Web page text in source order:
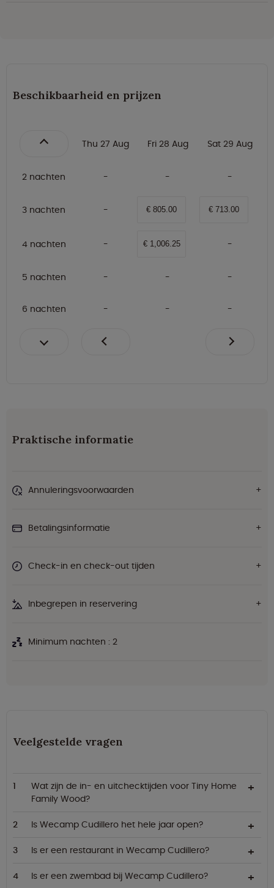
Beschikbaarheid en prijzen
Thu 27 Aug Fri 28 Aug Sat 29 Aug
2 nachten
3 nachten € 805.00 € 713.00
4 nachten € 1,006.25
5 nachten
6 nachten
Praktische informatie
Annuleringsvoorwaarden
Betalingsinformatie
Check-in en check-out tijden
Inbegrepen in reservering
Minimum nachten : 2
Veelgestelde vragen
Wat zijn de in- en uitchecktijden voor Tiny Home
Family Wood?
Is Wecamp Cudillero het hele jaar open?
Is er een restaurant in Wecamp Cudillero?
Is er een zwembad bij Wecamp Cudillero?